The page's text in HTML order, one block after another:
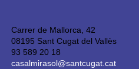
Carrer de Mallorca, 42
08195 Sant Cugat del Vallès
93 589 20 18
casalmirasol@santcugat.cat